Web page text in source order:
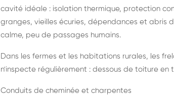
cavité idéale : isolation thermique, protection
granges, vieilles écuries, dépendances et abris
calme, peu de passages humains.
Dans les fermes et les habitations rurales, les
n'inspecte régulièrement : dessous de toiture en
Conduits de cheminée et charpentes